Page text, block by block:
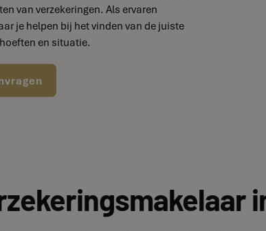
van verzekeringen. Als ervaren
je helpen bij het vinden van de juiste
en situatie.